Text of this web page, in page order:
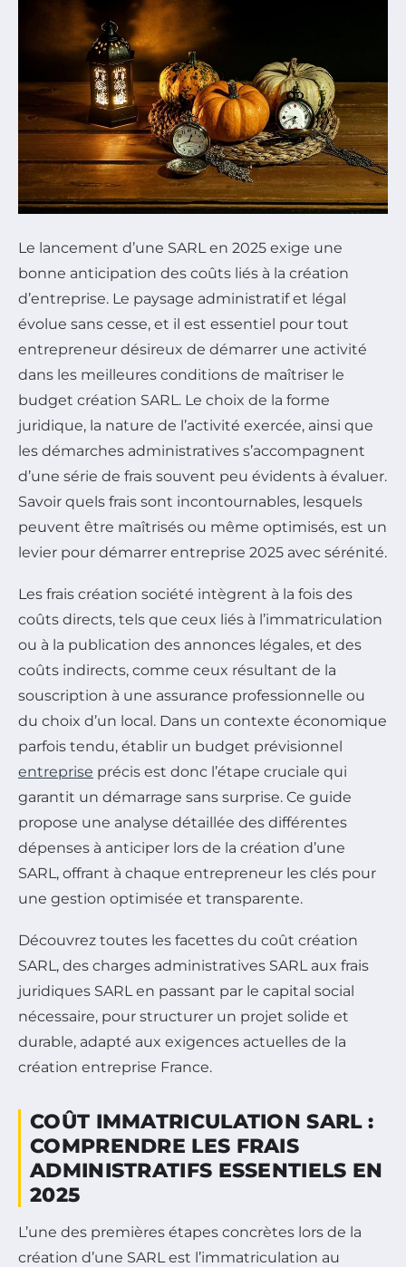
Le lancement d’une SARL en 2025 exige une
bonne anticipation des coûts liés à la création
d’entreprise. Le paysage administratif et légal
évolue sans cesse, et il est essentiel pour tout
entrepreneur désireux de démarrer une activité
dans les meilleures conditions de maîtriser le
budget création SARL. Le choix de la forme
juridique, la nature de l’activité exercée, ainsi que
les démarches administratives s’accompagnent
d’une série de frais souvent peu évidents à évaluer.
Savoir quels frais sont incontournables, lesquels
peuvent être maîtrisés ou même optimisés, est un
levier pour démarrer entreprise 2025 avec sérénité.
Les frais création société intègrent à la fois des
coûts directs, tels que ceux liés à l’immatriculation
ou à la publication des annonces légales, et des
coûts indirects, comme ceux résultant de la
souscription à une assurance professionnelle ou
du choix d’un local. Dans un contexte économique
parfois tendu, établir un budget prévisionnel
entreprise précis est donc l’étape cruciale qui
garantit un démarrage sans surprise. Ce guide
propose une analyse détaillée des différentes
dépenses à anticiper lors de la création d’une
SARL, offrant à chaque entrepreneur les clés pour
une gestion optimisée et transparente.
Découvrez toutes les facettes du coût création
SARL, des charges administratives SARL aux frais
juridiques SARL en passant par le capital social
nécessaire, pour structurer un projet solide et
durable, adapté aux exigences actuelles de la
création entreprise France.
COÛT IMMATRICULATION SARL :
COMPRENDRE LES FRAIS
ADMINISTRATIFS ESSENTIELS EN
2025
L’une des premières étapes concrètes lors de la
création d’une SARL est l’immatriculation au